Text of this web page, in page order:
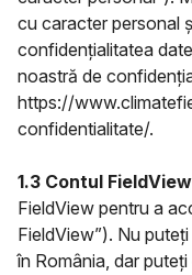
cu caracter personal
confidențialitatea
noastră de
https://
confidentialitate/.
1.3 Contul
FieldView pentru a
FieldView”). Nu
în România, dar